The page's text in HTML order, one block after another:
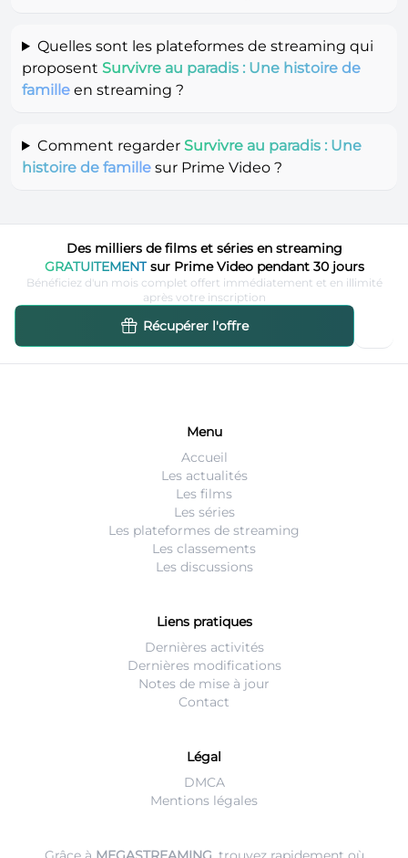
Quelles sont les plateformes de streaming qui
proposent Survivre au paradis : Une histoire de
famille en streaming ?
Comment regarder Survivre au paradis : Une
histoire de famille sur Prime Video ?
Des milliers de films et séries en streaming
GRATUITEMENTsur Prime Video pendant 30 jours
Bénéficiez d'un mois complet offert immédiatement et en illimité
après votre inscription
Récupérer l'offre
Menu
Accueil
Les actualités
Les films
Les séries
Les plateformes de streaming
Les classements
Les discussions
Liens pratiques
Dernières activités
Dernières modifications
Notes de mise à jour
Contact
Légal
DMCA
Mentions légales